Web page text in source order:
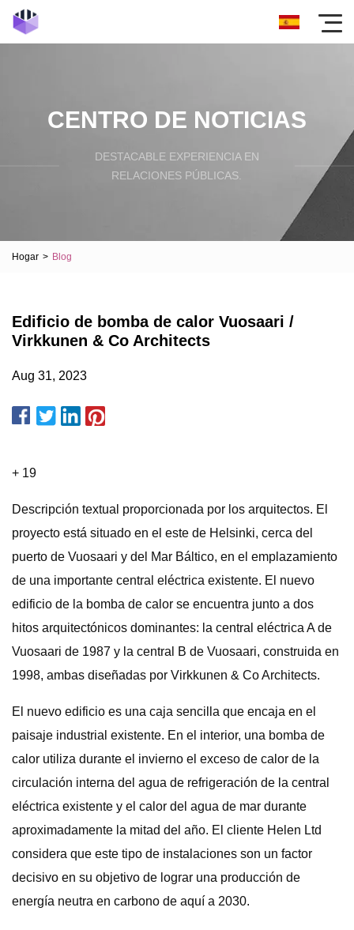
CENTRO DE NOTICIAS
DESTACABLE EXPERIENCIA EN
RELACIONES PÚBLICAS.
Hogar > Blog
Edificio de bomba de calor Vuosaari /
Virkkunen & Co Architects
Aug 31, 2023
+ 19
Descripción textual proporcionada por los arquitectos. El
proyecto está situado en el este de Helsinki, cerca del
puerto de Vuosaari y del Mar Báltico, en el emplazamiento
de una importante central eléctrica existente. El nuevo
edificio de la bomba de calor se encuentra junto a dos
hitos arquitectónicos dominantes: la central eléctrica A de
Vuosaari de 1987 y la central B de Vuosaari, construida en
1998, ambas diseñadas por Virkkunen & Co Architects.
El nuevo edificio es una caja sencilla que encaja en el
paisaje industrial existente. En el interior, una bomba de
calor utiliza durante el invierno el exceso de calor de la
circulación interna del agua de refrigeración de la central
eléctrica existente y el calor del agua de mar durante
aproximadamente la mitad del año. El cliente Helen Ltd
considera que este tipo de instalaciones son un factor
decisivo en su objetivo de lograr una producción de
energía neutra en carbono de aquí a 2030.